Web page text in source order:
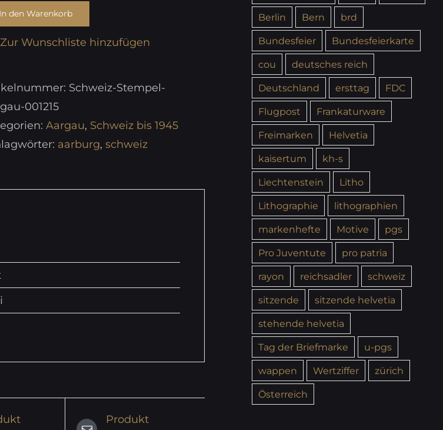
In den Warenkorb
Zur Wunschliste hinzufügen
Schweiz-Stempel-
001215
Aargau, Schweiz bis 1945
aarburg, schweiz
Produkt
Berlin
Bern
brd
Bundesfeier
Bundesfeierkarte
cou
deutsches reich
Deutschland
ersttag
FDC
Flugpost
Frankaturware
Freimarken
Helvetia
kaisertum
kh-s
Liechtenstein
Litho
Lithographie
lithographien
markenhefte
Motive
pgs
Pro Juventute
pro patria
rayon
reichsadler
schweiz
sitzende
sitzende helvetia
stehende helvetia
Tag der Briefmarke
u-pgs
wappen
Wertziffer
zürich
Österreich